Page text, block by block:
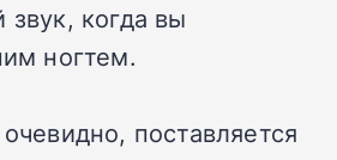
когда вы
ногтем.
поставляется